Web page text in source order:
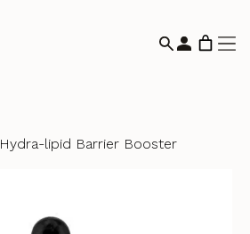
Hydra-lipid Barrier Booster